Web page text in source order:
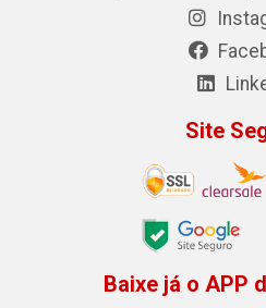
Site
Baixe já o APP